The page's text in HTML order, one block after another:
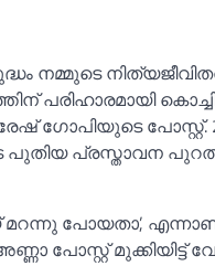
നമ്മുടെ
പരിഹാരമായി
ഗോപിയുടെ പോസ്റ്റ്.
പുതിയ പ്രസ്താവന
പോയതാ’,
പോസ്റ്റ്